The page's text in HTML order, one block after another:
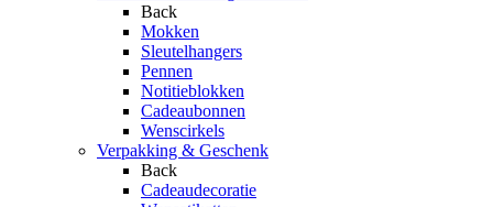
Back
Mokken
Sleutelhangers
Pennen
Notitieblokken
Cadeaubonnen
Wenscirkels
Verpakking & Geschenk
Back
Cadeaudecoratie